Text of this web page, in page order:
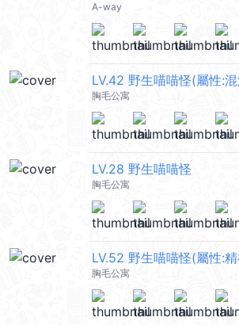
A-way
LV.42 野生喵喵怪(屬性:混
胸毛公寓
LV.28 野生喵喵怪
胸毛公寓
LV.52 野生喵喵怪(屬性:
胸毛公寓